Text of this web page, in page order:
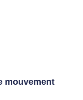
mouvement